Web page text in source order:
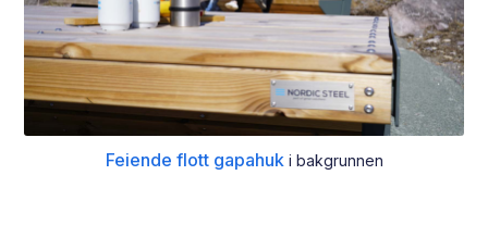
Feiende flott gapahuk i bakgrunnen